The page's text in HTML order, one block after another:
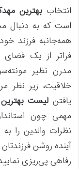
انتخاب بهترین
است که به دنبال
همه‌جانبه فرزند
فراتر از یک فضای
مدرن نظیر
خلاقیت، زیر نظر
یافتن لیست
مهمی چون
نظرات والدین را
آینده روشن
رفاهی پی‌ریزی